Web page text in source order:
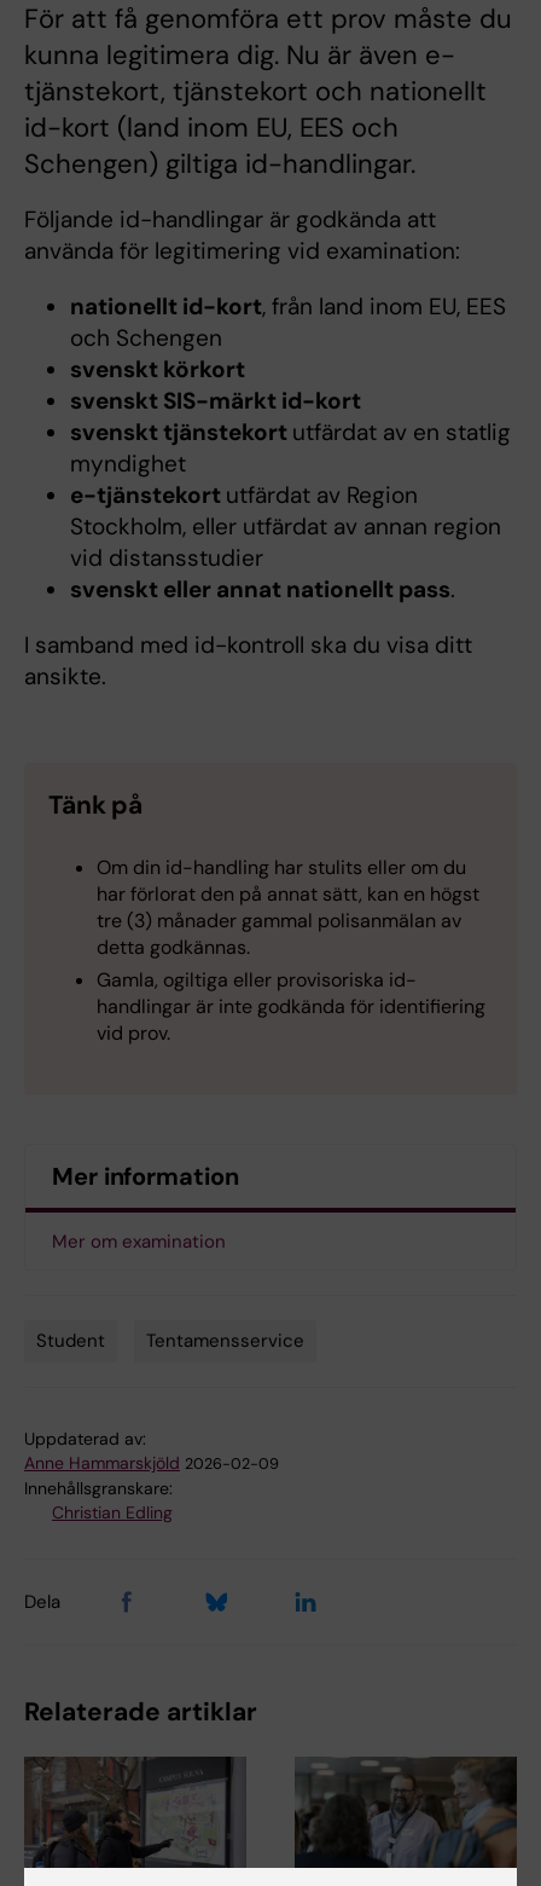
För att få genomföra ett prov måste du
kunna legitimera dig. Nu är även e-
tjänstekort, tjänstekort och nationellt
id-kort (land inom EU, EES och
Schengen) giltiga id-handlingar.
Följande id-handlingar är godkända att
använda för legitimering vid examination:
nationellt id-kort, från land inom EU, EES
och Schengen
svenskt körkort
svenskt SIS-märkt id-kort
svenskt tjänstekort utfärdat av en statlig
myndighet
e-tjänstekort utfärdat av Region
Stockholm, eller utfärdat av annan region
vid distansstudier
svenskt eller annat nationellt pass.
I samband med id-kontroll ska du visa ditt
ansikte.
Tänk på
Om din id-handling har stulits eller om du
har förlorat den på annat sätt, kan en högst
tre (3) månader gammal polisanmälan av
detta godkännas.
Gamla, ogiltiga eller provisoriska id-
handlingar är inte godkända för identifiering
vid prov.
Mer information
Mer om examination
Student Tentamensservice
Uppdaterad av:
Anne Hammarskjöld 2026-02-09
Innehållsgranskare:
Christian Edling
Dela
Relaterade artiklar